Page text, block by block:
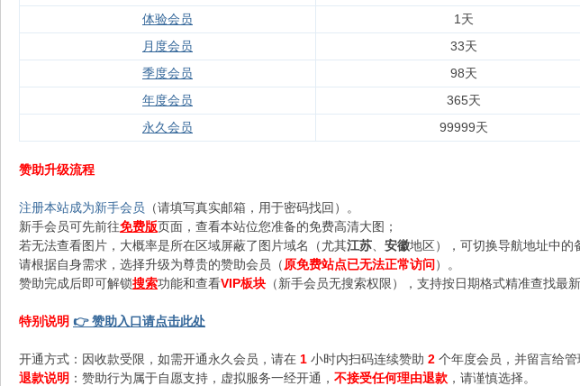
体验会员
1天
月度会员
33天
季度会员
98天
年度会员
365天
永久会员
99999天
赞助升级流程
注册本站成为新手会员 （请填写真实邮箱，用于密码找回）。
新手会员可先前往免费版页面，查看本站位您准备的免费高清大图；
若无法查看图片，大概率是所在区域屏蔽了图片域名（尤其江苏 安徽地区），可切换导航地址中的
请根据自身需求，选择升级为尊贵的赞助会员（原免费站点已无法正常访问 ）。
赞助完成后即可解锁搜索功能和查看VIP板块 （新手会员无搜索权限），支持按日期格式精准查找最
特别说明 👉 赞助入口请点击此处
开通方式：因收款受限，如需开通永久会员，请在 1 小时内扫码连续赞助 2 个年度会员，并留言给管
退款说明 ：赞助行为属于自愿支持，虚拟服务一经开通， 不接受任何理由退款 ，请谨慎选择。